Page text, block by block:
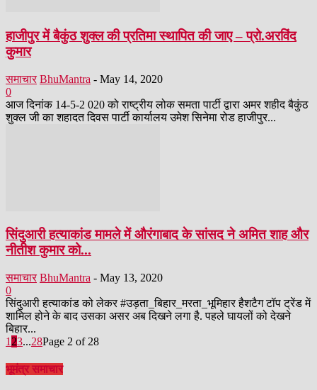
हाजीपुर में बैकुंठ शुक्ल की प्रतिमा स्थापित की जाए – प्रो.अरविंद
कुमार
समाचार BhuMantra - May 14, 2020
0
आज दिनांक 14-5-2 020 को राष्ट्रीय लोक समता पार्टी द्वारा अमर शहीद बैकुंठ
शुक्ल जी का शहादत दिवस पार्टी कार्यालय उमेश सिनेमा रोड हाजीपुर...
सिंदुआरी हत्याकांड मामले में औरंगाबाद के सांसद ने अमित शाह और
नीतीश कुमार को...
समाचार BhuMantra - May 13, 2020
0
सिंदुआरी हत्याकांड को लेकर #उड़ता_बिहार_मरता_भूमिहार हैशटैग टॉप ट्रेंड में
शामिल होने के बाद उसका असर अब दिखने लगा है. पहले घायलों को देखने
बिहार...
1 23...28Page 2 of 28
भूमंत्र समाचार